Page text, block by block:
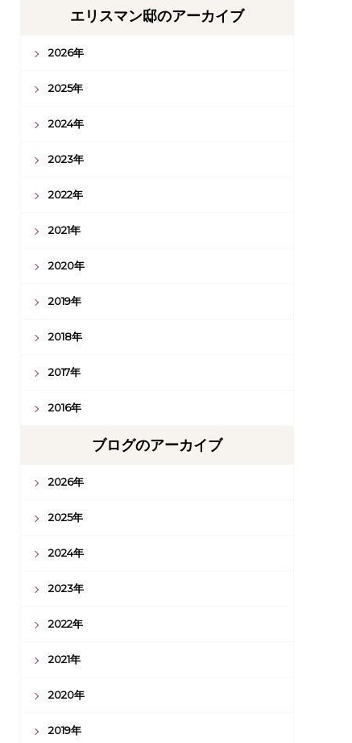
エリスマン邸のアーカイブ
2026年
2025年
2024年
2023年
2022年
2021年
2020年
2019年
2018年
2017年
2016年
ブログのアーカイブ
2026年
2025年
2024年
2023年
2022年
2021年
2020年
2019年